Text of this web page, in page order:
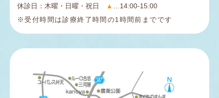
休診日：木曜・日曜・祝日 ▲
…14:00-15:00
※受付時間は診療終了時間の1時間前までです